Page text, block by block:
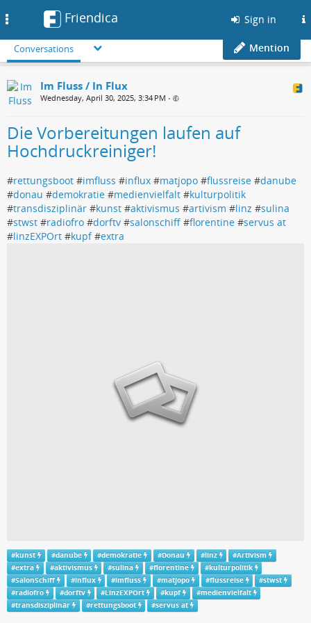
Friendica Sign in
Conversations Mention
Im Fluss / In Flux
Wednesday, April 30, 2025, 3:34 PM •
Die Vorbereitungen laufen auf
Hochdruckreiniger!
#rettungsboot #imfluss #influx #matjopo #flussreise #danube
#donau #demokratie #medienvielfalt #kulturpolitik
#transdisziplinär #kunst #aktivismus #artivism #linz #sulina
#stwst #radiofro #dorftv #salonschiff #florentine #servus at
#linzEXPOrt #kupf#extra
#kunst #danube #demokratie #Donau #linz #Artivism
#extra #aktivismus #sulina #florentine #kulturpolitik
#SalonSchiff #influx #imfluss #matjopo #flussreise #stwst
#radiofro #dorftv #LinzEXPOrt #kupf #medienvielfalt
#transdisziplinär #rettungsboot #servus at